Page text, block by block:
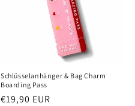
Schlüsselanhänger & Bag Charm
Boarding Pass
Normaler
€19,90 EUR